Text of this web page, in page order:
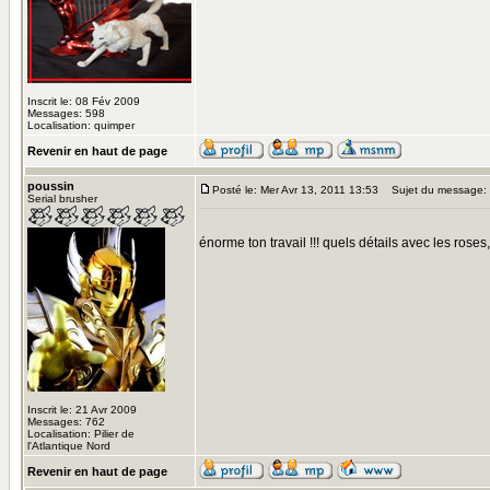
Inscrit le: 08 Fév 2009
Messages: 598
Localisation: quimper
Revenir en haut de page
poussin
Serial brusher
Inscrit le: 21 Avr 2009
Messages: 762
Localisation: Pilier de
l'Atlantique Nord
Posté le: Mer Avr 13, 2011 13:53 Sujet du message:
énorme ton travail !!! quels détails avec les
Revenir en haut de page